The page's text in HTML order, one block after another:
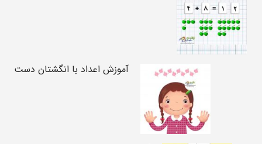
آموزش اعداد با انگشتان دست